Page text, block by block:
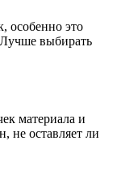
особенно это
выбирать
материала и
не оставляет ли